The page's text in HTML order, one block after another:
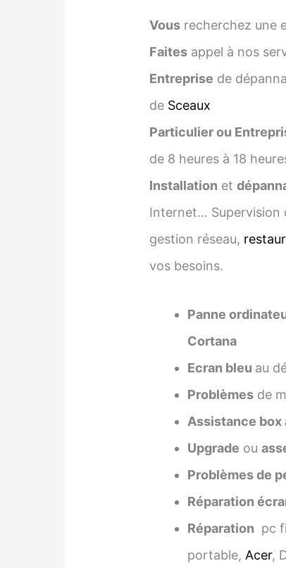
Vous recherchez une
Faites appel à nos
Entreprise de
de Sceaux
Particulier ou
de 8 heures à 18
Installation et
Internet… Supervision
gestion réseau,
vos besoins.
Panne
Cortana
Ecran bleu au
Problèmes de
Assistance box
Upgrade ou
Problèmes de
Réparation
Réparation pc
portable,Acer,